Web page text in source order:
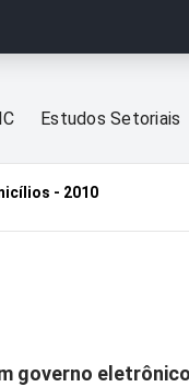
Estudos Setoriais
- 2010
governo